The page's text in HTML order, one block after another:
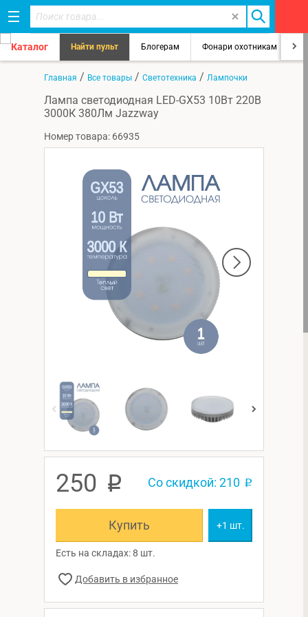
Каталог Найти пульт Блогерам Фонари охотникам
Главная / Все товары / Светотехника / Лампочки
Лампа светодиодная LED-GX53 10Вт 220В
3000К 380Лм Jazzway
Номер товара: 66935
250 p Со скидкой: 210 p
Купить +1 шт.
Есть на складах: 8 шт.